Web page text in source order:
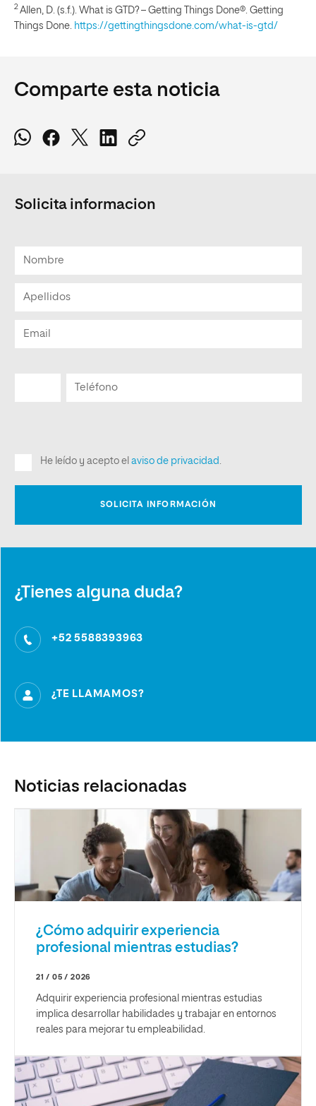
2Allen, D. (s.f.). What is GTD? – Getting Things Done®. Getting
Things Done. https://gettingthingsdone.com/what-is-gtd/
Comparte esta noticia
Solicita informacion
¿Tienes alguna duda?
+52 5588393963
¿TE LLAMAMOS?
Noticias relacionadas
¿Cómo adquirir experiencia
profesional mientras estudias?
21 / 05 / 2026
Adquirir experiencia profesional mientras estudias
implica desarrollar habilidades y trabajar en entornos
reales para mejorar tu empleabilidad.